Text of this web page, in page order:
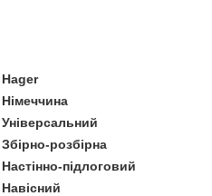
Hager
Німеччина
Універсальний
Збірно-розбірна
Настінно-підлоговий
Навісний